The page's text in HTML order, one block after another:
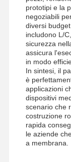
prototipi e la
negoziabili
diversi
includono L/
sicurezza
assicura
in modo
In sintesi, il
è
applicazioni
dispositivi
scenario che
costruzione
rapida
le aziende
a membrana.